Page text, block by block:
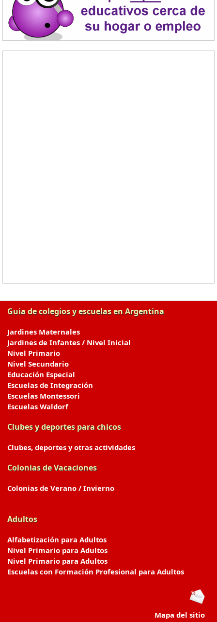
Guia de colegios y escuelas en Argentina
Jardines Maternales
Jardines de Infantes / Nivel Inicial
Nivel Primario
Nivel Secundario
Educación Especial
Escuelas de Integración
Escuelas Montessori
Escuelas Waldorf
Clubes y deportes para chicos
Clubes, deportes y otras actividades
Colonias de Vacaciones
Colonias de Verano / Invierno
Adultos
Alfabetización para Adultos
Nivel Primario para Adultos
Nivel Primario para Adultos
Escuelas con Formación Profesional para Adultos
Mapa del sitio